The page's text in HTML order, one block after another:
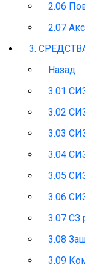
2.06
2.07
3.
Назад
3.01
3.02
3.03
3.04
3.05
3.06
3.07 СЗ
3.08
3.09